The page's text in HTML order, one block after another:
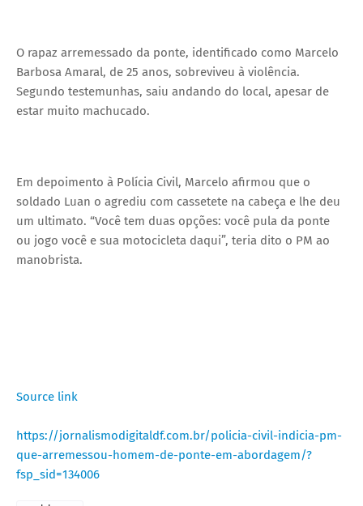
O rapaz arremessado da ponte, identificado como Marcelo
Barbosa Amaral, de 25 anos, sobreviveu à violência.
Segundo testemunhas, saiu andando do local, apesar de
estar muito machucado.
Em depoimento à Polícia Civil, Marcelo afirmou que o
soldado Luan o agrediu com cassetete na cabeça e lhe deu
um ultimato. “Você tem duas opções: você pula da ponte
ou jogo você e sua motocicleta daqui”, teria dito o PM ao
manobrista.
Source link
https://jornalismodigitaldf.com.br/policia-civil-indicia-pm-
que-arremessou-homem-de-ponte-em-abordagem/?
fsp_sid=134006